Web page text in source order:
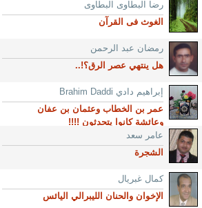
رضا البطاوى البطاوى
الغوث فى القرآن
رمضان عبد الرحمن
هل ينتهي عصر الرق؟!..
إبراهيم دادي Brahim Daddi
عمر بن الخطاب وعثمان بن عفان
وعائشة كانوا يتحدثون !!!!
عامر سعد
الشجرة
كمال غبريال
الإخوان والحنان الليبرالي اليائس